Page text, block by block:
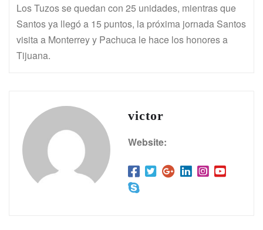
Los Tuzos se quedan con 25 unidades, mientras que
Santos ya llegó a 15 puntos, la próxima jornada Santos
visita a Monterrey y Pachuca le hace los honores a
Tijuana.
victor
Website: